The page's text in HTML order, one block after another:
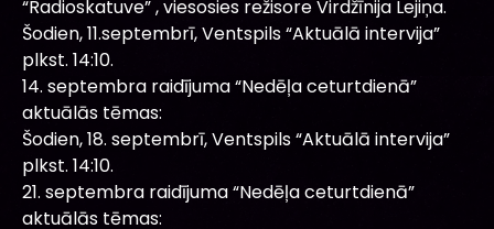
“Radioskatuve” , viesosies režisore Virdžīnija Lejiņa.
Šodien, 11.septembrī, Ventspils “Aktuālā intervija”
plkst. 14:10.
14. septembra raidījuma “Nedēļa ceturtdienā”
aktuālās tēmas:
Šodien, 18. septembrī, Ventspils “Aktuālā intervija”
plkst. 14:10.
21. septembra raidījuma “Nedēļa ceturtdienā”
aktuālās tēmas: